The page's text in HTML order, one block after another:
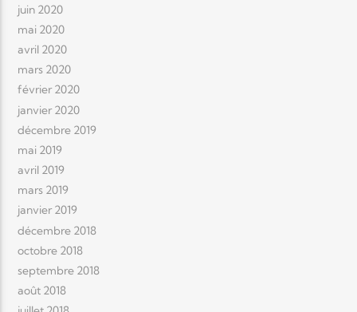
juin 2020
mai 2020
avril 2020
mars 2020
février 2020
janvier 2020
décembre 2019
mai 2019
avril 2019
mars 2019
janvier 2019
décembre 2018
octobre 2018
septembre 2018
août 2018